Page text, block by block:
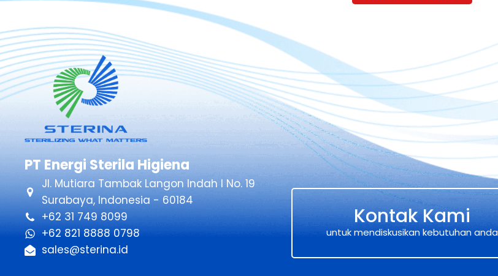
PT Energi Sterila Higiena
Jl. Mutiara Tambak Langon Indah I No. 19
Surabaya, Indonesia - 60184
+62 31 749 8099
+62 821 8888 0798
sales@sterina.id
Kontak Kami
untuk mendiskusikan kebutuhan anda